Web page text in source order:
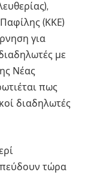
(ΚΚΕ)
για
με
Νέας
πως
διαδηλωτές
τώρα